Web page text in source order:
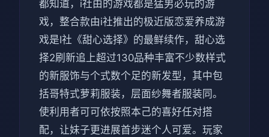
都知道，i社由的游戏都是猛男必玩的游
戏，整合款由i社推出的极近版恋爱养成游
戏是I社《甜心选择》的最鲜续作，甜心选
择2刷新追上超过130品种丰富不少数样式
的新服饰与个式数个足的新发型，其中包
括哥特式萝莉服装，层面纱舞者服装同。
使利用者可可依按照本己的喜好任对搭
配，让妹子更进展首步迷个人可爱。玩家